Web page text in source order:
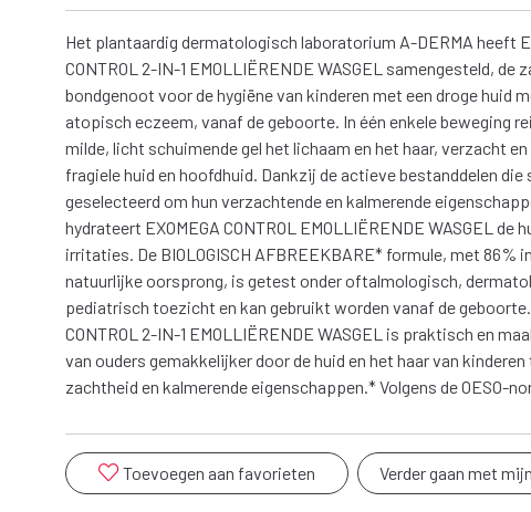
Het plantaardig dermatologisch laboratorium A-DERMA heeft
CONTROL 2-IN-1 EMOLLIËRENDE WASGEL samengesteld, de
bondgenoot voor de hygiëne van kinderen met een droge huid
atopisch eczeem, vanaf de geboorte. In één enkele beweging
milde, licht schuimende gel het lichaam en het haar, verzacht
fragiele huid en hoofdhuid. Dankzij de actieve bestanddelen die
geselecteerd om hun verzachtende en kalmerende
hydrateert EXOMEGA CONTROL EMOLLIËRENDE WASGEL de
irritaties. De BIOLOGISCH AFBREEKBARE* formule, met 86%
natuurlijke oorsprong, is getest onder oftalmologisch,
pediatrisch toezicht en kan gebruikt worden vanaf de geboorte.
CONTROL 2-IN-1 EMOLLIËRENDE WASGEL is praktisch en
van ouders gemakkelijker door de huid en het haar van kinderen
zachtheid en kalmerende eigenschappen.* Volgens de OESO-
Toevoegen aan favorieten Verder gaan met